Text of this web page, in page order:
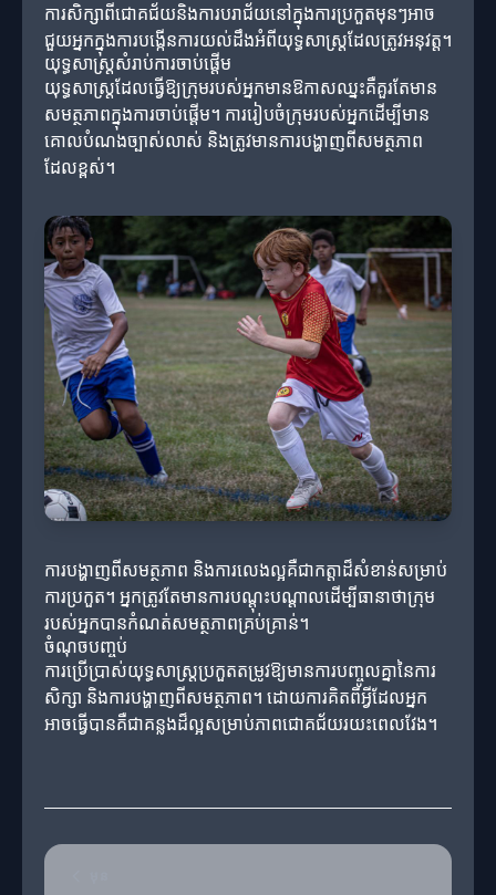
ការសិក្សាពីជោគជ័យនិងការបរាជ័យនៅក្នុងការប្រកួតមុនៗអាច
ជួយអ្នកក្នុងការបង្កើនការយល់ដឹងអំពីយុទ្ធសាស្ត្រដែលត្រូវអនុវត្ត។
យុទ្ធសាស្ត្រសំរាប់ការចាប់ផ្តើម
យុទ្ធសាស្ត្រដែលធ្វើឱ្យក្រុមរបស់អ្នកមានឱកាសឈ្នះគឺគួរតែមាន
សមត្ថភាពក្នុងការចាប់ផ្តើម។ ការរៀបចំក្រុមរបស់អ្នកដើម្បីមាន
គោលបំណងច្បាស់លាស់ និងត្រូវមានការបង្ហាញពីសមត្ថភាព
ដែលខ្ពស់។
ការបង្ហាញពីសមត្ថភាព និងការលេងល្អគឺជាកត្តាដ៏សំខាន់សម្រាប់
ការប្រកួត។ អ្នកត្រូវតែមានការបណ្តុះបណ្តាលដើម្បីធានាថាក្រុម
របស់អ្នកបានកំណត់សមត្ថភាពគ្រប់គ្រាន់។
ចំណុចបញ្ចប់
ការប្រើប្រាស់យុទ្ធសាស្ត្រប្រកួតតម្រូវឱ្យមានការបញ្ចូលគ្នានៃការ
សិក្សា និងការបង្ហាញពីសមត្ថភាព។ ដោយការគិតពីអ្វីដែលអ្នក
អាចធ្វើបានគឺជាគន្លងដ៏ល្អសម្រាប់ភាពជោគជ័យរយះពេលវែង។